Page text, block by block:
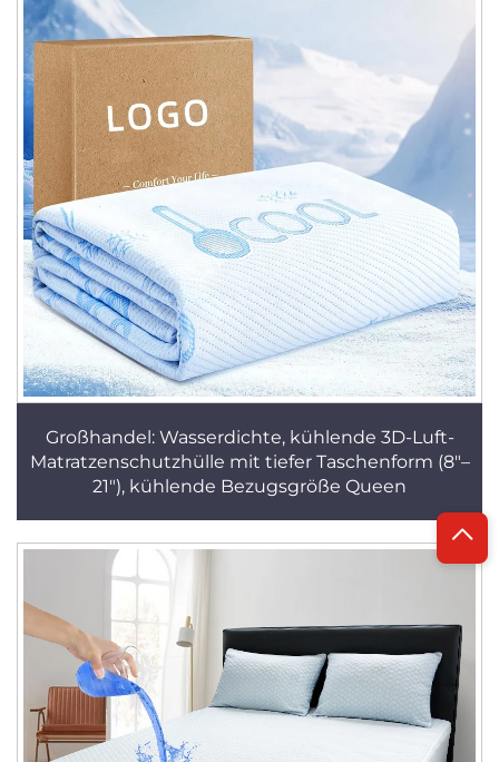
Großhandel: Wasserdichte, kühlende 3D-Luft-
Matratzenschutzhülle mit tiefer Taschenform (8"–
21"), kühlende Bezugsgröße Queen